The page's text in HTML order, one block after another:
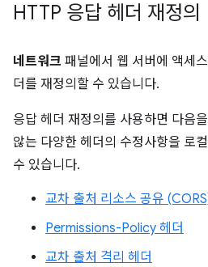
HTTP 응답 헤더 재정의
네트워크 패널에서 웹 서버에 액세
더를 재정의할 수 있습니다.
응답 헤더 재정의를 사용하면 다음
않는 다양한 헤더의 수정사항을 로
수 있습니다.
교차 출처 리소스 공유
Permissions-Policy 헤더
교차 출처 격리 헤더